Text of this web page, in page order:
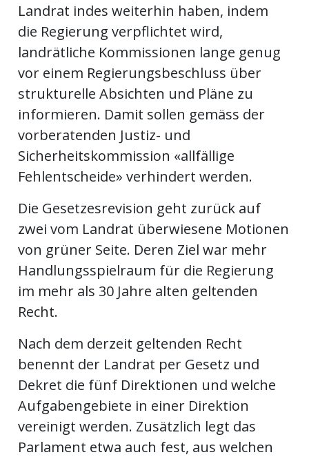
Landrat indes weiterhin haben, indem
die Regierung verpflichtet wird,
landrätliche Kommissionen lange genug
vor einem Regierungsbeschluss über
strukturelle Absichten und Pläne zu
informieren. Damit sollen gemäss der
vorberatenden Justiz- und
Sicherheitskommission «allfällige
Fehlentscheide» verhindert werden.
Die Gesetzesrevision geht zurück auf
zwei vom Landrat überwiesene Motionen
von grüner Seite. Deren Ziel war mehr
Handlungsspielraum für die Regierung
im mehr als 30 Jahre alten geltenden
Recht.
Nach dem derzeit geltenden Recht
benennt der Landrat per Gesetz und
Dekret die fünf Direktionen und welche
Aufgabengebiete in einer Direktion
vereinigt werden. Zusätzlich legt das
Parlament etwa auch fest, aus welchen